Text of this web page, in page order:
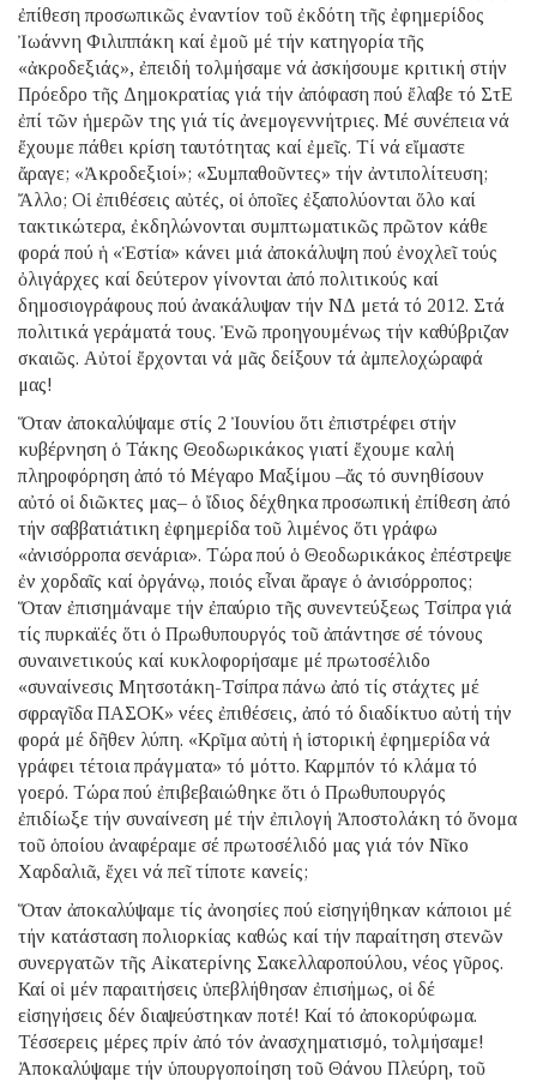
ἐπίθεση προσωπικῶς ἐναντίον τοῦ ἐκδότη τῆς ἐφημερίδος
Ἰωάννη Φιλιππάκη καί ἐμοῦ μέ τήν κατηγορία τῆς
«ἀκροδεξιάς», ἐπειδή τολμήσαμε νά ἀσκήσουμε κριτική στήν
Πρόεδρο τῆς Δημοκρατίας γιά τήν ἀπόφαση πού ἔλαβε τό ΣτΕ
ἐπί τῶν ἡμερῶν της γιά τίς ἀνεμογεννήτριες. Μέ συνέπεια νά
ἔχουμε πάθει κρίση ταυτότητας καί ἐμεῖς. Τί νά εἴμαστε
ἄραγε; «Ἀκροδεξιοί»; «Συμπαθοῦντες» τήν ἀντιπολίτευση;
Ἄλλο; Οἱ ἐπιθέσεις αὐτές, οἱ ὁποῖες ἐξαπολύονται ὅλο καί
τακτικώτερα, ἐκδηλώνονται συμπτωματικῶς πρῶτον κάθε
φορά πού ἡ «Ἑστία» κάνει μιά ἀποκάλυψη πού ἐνοχλεῖ τούς
ὀλιγάρχες καί δεύτερον γίνονται ἀπό πολιτικούς καί
δημοσιογράφους πού ἀνακάλυψαν τήν ΝΔ μετά τό 2012. Στά
πολιτικά γεράματά τους. Ἐνῶ προηγουμένως τήν καθύβριζαν
σκαιῶς. Αὐτοί ἔρχονται νά μᾶς δείξουν τά ἀμπελοχώραφά
μας!
Ὅταν ἀποκαλύψαμε στίς 2 Ἰουνίου ὅτι ἐπιστρέφει στήν
κυβέρνηση ὁ Τάκης Θεοδωρικάκος γιατί ἔχουμε καλή
πληροφόρηση ἀπό τό Μέγαρο Μαξίμου –ἄς τό συνηθίσουν
αὐτό οἱ διῶκτες μας– ὁ ἴδιος δέχθηκα προσωπική ἐπίθεση ἀπό
τήν σαββατιάτικη ἐφημερίδα τοῦ λιμένος ὅτι γράφω
«ἀνισόρροπα σενάρια». Τώρα πού ὁ Θεοδωρικάκος ἐπέστρεψε
ἐν χορδαῖς καί ὀργάνῳ, ποιός εἶναι ἄραγε ὁ ἀνισόρροπος;
Ὅταν ἐπισημάναμε τήν ἐπαύριο τῆς συνεντεύξεως Τσίπρα γιά
τίς πυρκαϊές ὅτι ὁ Πρωθυπουργός τοῦ ἀπάντησε σέ τόνους
συναινετικούς καί κυκλοφορήσαμε μέ πρωτοσέλιδο
«συναίνεσις Μητσοτάκη-Τσίπρα πάνω ἀπό τίς στάχτες μέ
σφραγῖδα ΠΑΣΟΚ» νέες ἐπιθέσεις, ἀπό τό διαδίκτυο αὐτή τήν
φορά μέ δῆθεν λύπη. «Κρῖμα αὐτή ἡ ἱστορική ἐφημερίδα νά
γράφει τέτοια πράγματα» τό μόττο. Καρμπόν τό κλάμα τό
γοερό. Τώρα πού ἐπιβεβαιώθηκε ὅτι ὁ Πρωθυπουργός
ἐπιδίωξε τήν συναίνεση μέ τήν ἐπιλογή Ἀποστολάκη τό ὄνομα
τοῦ ὁποίου ἀναφέραμε σέ πρωτοσέλιδό μας γιά τόν Νῖκο
Χαρδαλιᾶ, ἔχει νά πεῖ τίποτε κανείς;
Ὅταν ἀποκαλύψαμε τίς ἀνοησίες πού εἰσηγήθηκαν κάποιοι μέ
τήν κατάσταση πολιορκίας καθώς καί τήν παραίτηση στενῶν
συνεργατῶν τῆς Αἰκατερίνης Σακελλαροπούλου, νέος γῦρος.
Καί οἱ μέν παραιτήσεις ὑπεβλήθησαν ἐπισήμως, οἱ δέ
εἰσηγήσεις δέν διαψεύστηκαν ποτέ! Καί τό ἀποκορύφωμα.
Τέσσερεις μέρες πρίν ἀπό τόν ἀνασχηματισμό, τολμήσαμε!
Ἀποκαλύψαμε τήν ὑπουργοποίηση τοῦ Θάνου Πλεύρη, τοῦ